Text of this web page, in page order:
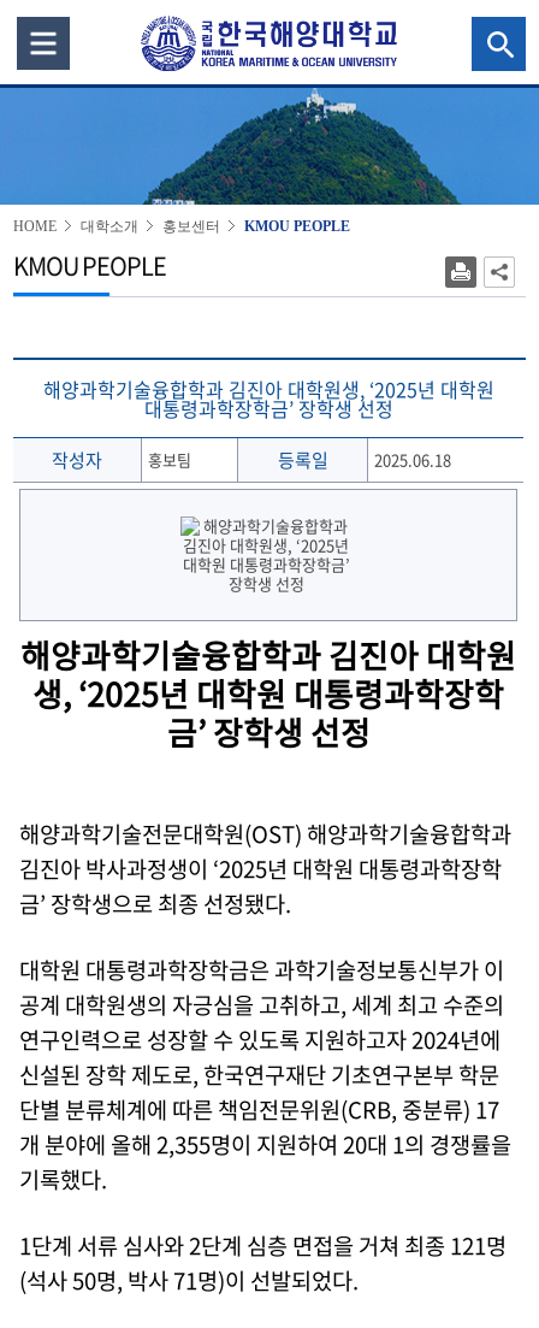
HOME 대학소개 홍보센터 KMOU PEOPLE
KMOU PEOPLE
해양과학기술융합학과 김진아 대학원생, ‘2025년 대학원
대통령과학장학금’ 장학생 선정
작성자 홍보팀 등록일 2025.06.18
해양과학기술융합학과 김진아 대학원
생, ‘2025년 대학원 대통령과학장학
금’ 장학생 선정
해양과학기술전문대학원(OST) 해양과학기술융합학과
김진아 박사과정생이 ‘2025년 대학원 대통령과학장학
금’ 장학생으로 최종 선정됐다.
대학원 대통령과학장학금은 과학기술정보통신부가 이
공계 대학원생의 자긍심을 고취하고, 세계 최고 수준의
연구인력으로 성장할 수 있도록 지원하고자 2024년에
신설된 장학 제도로, 한국연구재단 기초연구본부 학문
단별 분류체계에 따른 책임전문위원(CRB, 중분류) 17
개 분야에 올해 2,355명이 지원하여 20대 1의 경쟁률을
기록했다.
1단계 서류 심사와 2단계 심층 면접을 거쳐 최종 121명
(석사 50명, 박사 71명)이 선발되었다.